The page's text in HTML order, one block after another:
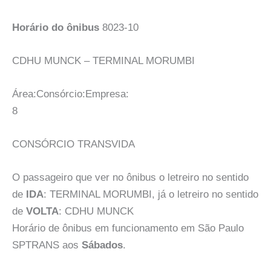
Horário do ônibus 8023-10
CDHU MUNCK – TERMINAL MORUMBI
Área:Consórcio:Empresa:
8
CONSÓRCIO TRANSVIDA
O passageiro que ver no ônibus o letreiro no sentido
de
IDA: TERMINAL MORUMBI, já o letreiro no sentido
de VOLTA: CDHU MUNCK
Horário de ônibus em funcionamento em São Paulo
SPTRANS aos Sábados.